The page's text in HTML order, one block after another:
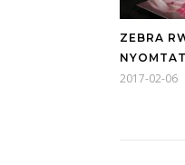
ZEBRA
2017-02-06